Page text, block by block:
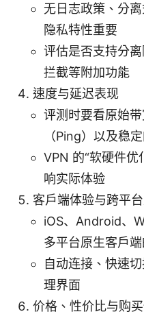
无日志政策、分
隐私特性重要
评估是否支持分
拦截等附加功能
速度与延迟表现
评测时要看原始
（Ping）以及稳
VPN 的“软硬件优
响实际体验
客户端体验与跨平
iOS、Android、
多平台原生客户
自动连接、快速
理界面
价格、性价比与购